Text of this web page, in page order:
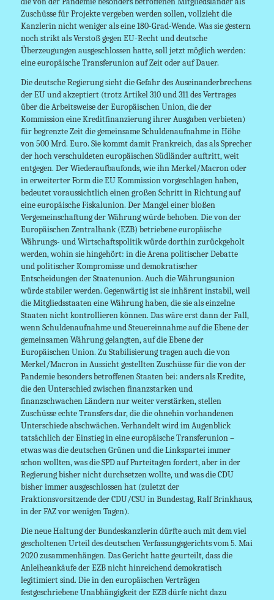
Zuschüsse für Projekte vergeben werden sollen, vollzieht die
Kanzlerin nicht weniger als eine 180-Grad-Wende. Was sie gestern
noch strikt als Verstoß gegen EU-Recht und deutsche
Überzeugungen ausgeschlossen hatte, soll jetzt möglich werden:
eine europäische Transferunion auf Zeit oder auf Dauer.
Die deutsche Regierung sieht die Gefahr des Auseinanderbrechens
der EU und akzeptiert (trotz Artikel 310 und 311 des Vertrages
über die Arbeitsweise der Europäischen Union, die der
Kommission eine Kreditfinanzierung ihrer Ausgaben verbieten)
für begrenzte Zeit die gemeinsame Schuldenaufnahme in Höhe
von 500 Mrd. Euro. Sie kommt damit Frankreich, das als Sprecher
der hoch verschuldeten europäischen Südländer auftritt, weit
entgegen. Der Wiederaufbaufonds, wie ihn Merkel/Macron oder
in erweiterter Form die EU Kommission vorgeschlagen haben,
bedeutet voraussichtlich einen großen Schritt in Richtung auf
eine europäische Fiskalunion. Der Mangel einer bloßen
Vergemeinschaftung der Währung würde behoben. Die von der
Europäischen Zentralbank (EZB) betriebene europäische
Währungs- und Wirtschaftspolitik würde dorthin zurückgeholt
werden, wohin sie hingehört: in die Arena politischer Debatte
und politischer Kompromisse und demokratischer
Entscheidungen der Staatenunion. Auch die Währungsunion
würde stabiler werden. Gegenwärtig ist sie inhärent instabil, weil
die Mitgliedsstaaten eine Währung haben, die sie als einzelne
Staaten nicht kontrollieren können. Das wäre erst dann der Fall,
wenn Schuldenaufnahme und Steuereinnahme auf die Ebene der
gemeinsamen Währung gelangten, auf die Ebene der
Europäischen Union. Zu Stabilisierung tragen auch die von
Merkel/Macron in Aussicht gestellten Zuschüsse für die von der
Pandemie besonders betroffenen Staaten bei: anders als Kredite,
die den Unterschied zwischen finanzstarken und
finanzschwachen Ländern nur weiter verstärken, stellen
Zuschüsse echte Transfers dar, die die ohnehin vorhandenen
Unterschiede abschwächen. Verhandelt wird im Augenblick
tatsächlich der Einstieg in eine europäische Transferunion –
etwas was die deutschen Grünen und die Linkspartei immer
schon wollten, was die SPD auf Parteitagen fordert, aber in der
Regierung bisher nicht durchsetzen wollte, und was die CDU
bisher immer ausgeschlossen hat (zuletzt der
Fraktionsvorsitzende der CDU/CSU in Bundestag, Ralf Brinkhaus,
in der FAZ vor wenigen Tagen).
Die neue Haltung der Bundeskanzlerin dürfte auch mit dem viel
gescholtenen Urteil des deutschen Verfassungsgerichts vom 5. Mai
2020 zusammenhängen. Das Gericht hatte geurteilt, dass die
Anleiheankäufe der EZB nicht hinreichend demokratisch
legitimiert sind. Die in den europäischen Verträgen
festgeschriebene Unabhängigkeit der EZB dürfe nicht dazu